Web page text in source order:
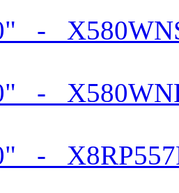
-
-
-